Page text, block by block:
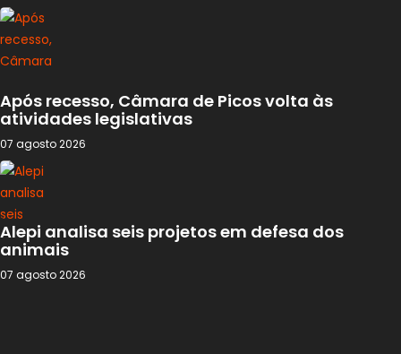
Após recesso, Câmara de Picos volta às
atividades legislativas
07 agosto 2026
Alepi analisa seis projetos em defesa dos
animais
07 agosto 2026